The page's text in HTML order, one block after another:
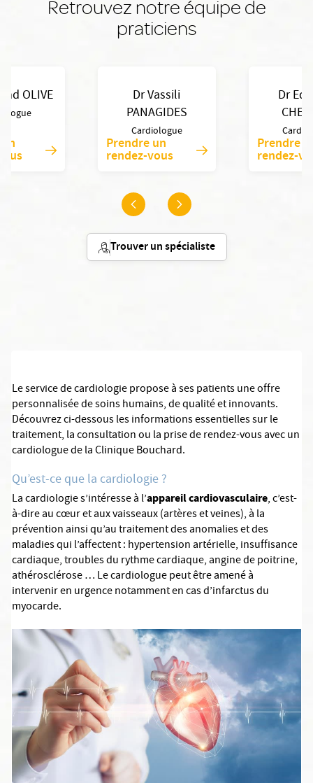
Retrouvez notre équipe de
praticiens
Dr Vassili
PANAGIDES
Cardiologue
Prendre un
rendez-vous
Dr
Prendre
rendez-
OLIVE
Trouver un spécialiste
Le service de cardiologie propose à ses patients une offre
personnalisée de soins humains, de qualité et innovants.
Découvrez ci-dessous les informations essentielles sur le
traitement, la consultation ou la prise de rendez-vous avec un
cardiologue de la Clinique Bouchard.
Qu’est-ce que la cardiologie ?
La cardiologie s’intéresse à l’appareil cardiovasculaire, c’est-
à-dire au cœur et aux vaisseaux (artères et veines), à la
prévention ainsi qu’au traitement des anomalies et des
maladies qui l’affectent : hypertension artérielle, insuffisance
cardiaque, troubles du rythme cardiaque, angine de poitrine,
athérosclérose … Le cardiologue peut être amené à
intervenir en urgence notamment en cas d’infarctus du
myocarde.